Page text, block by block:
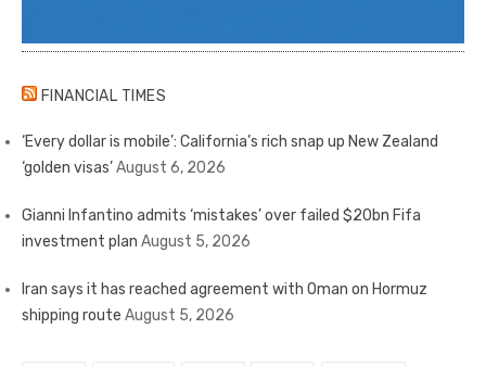
FINANCIAL TIMES
‘Every dollar is mobile’: California’s rich snap up New Zealand
‘golden visas’August 6, 2026
Gianni Infantino admits ‘mistakes’ over failed $20bn Fifa
investment plan August 5, 2026
Iran says it has reached agreement with Oman on Hormuz
shipping route August 5, 2026